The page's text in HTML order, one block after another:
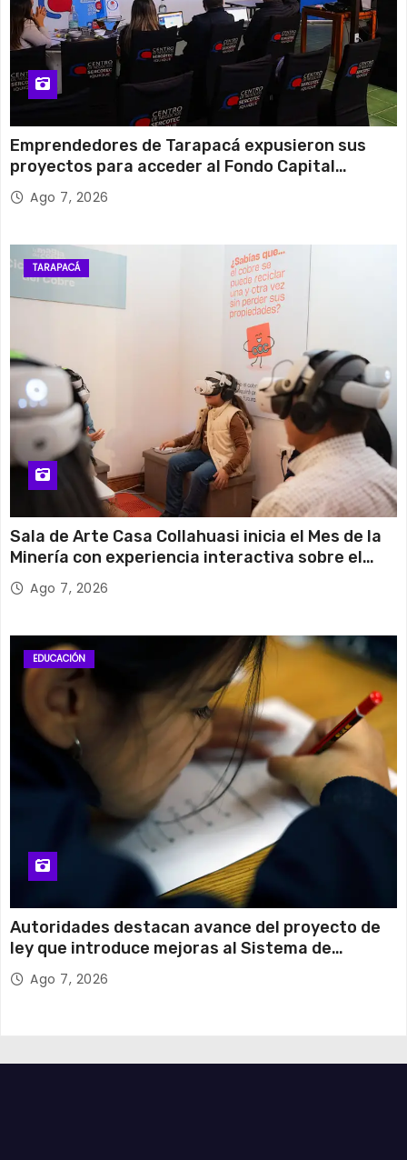
Emprendedores de Tarapacá expusieron sus
proyectos para acceder al Fondo Capital
Semilla de SERCOTEC
Ago 7, 2026
TARAPACÁ
Sala de Arte Casa Collahuasi inicia el Mes de la
Minería con experiencia interactiva sobre el
cobreAgo 7, 2026
EDUCACIÓN
Autoridades destacan avance del proyecto de
ley que introduce mejoras al Sistema de
Admisión Escolar
Ago 7, 2026